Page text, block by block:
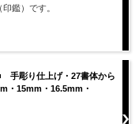
鑑）です。
彫り仕上げ・27書体から
・15mm・16.5mm・